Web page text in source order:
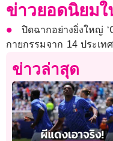
ข่าวยอดนิยม
ปิดฉากอย่างยิ่งใหญ่
กายกรรมจาก 14 ประเท
ข่าวล่าสุด